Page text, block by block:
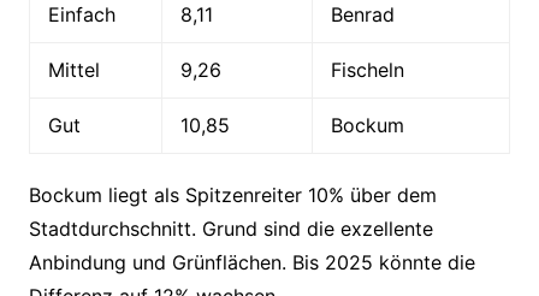
Einfach 8,11 Benrad
Mittel 9,26 Fischeln
Gut 10,85 Bockum
Bockum liegt als Spitzenreiter 10% über dem
Stadtdurchschnitt. Grund sind die exzellente
Anbindung und Grünflächen. Bis 2025 könnte die